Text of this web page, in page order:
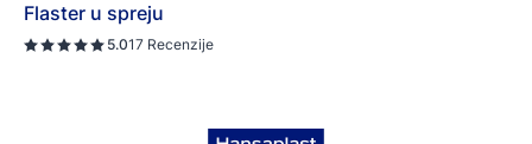
Flaster u spreju
5.017 Recenzije